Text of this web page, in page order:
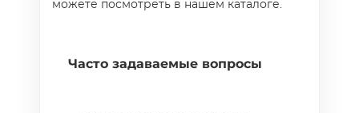
можете посмотреть в нашем каталоге.
Часто задаваемые вопросы